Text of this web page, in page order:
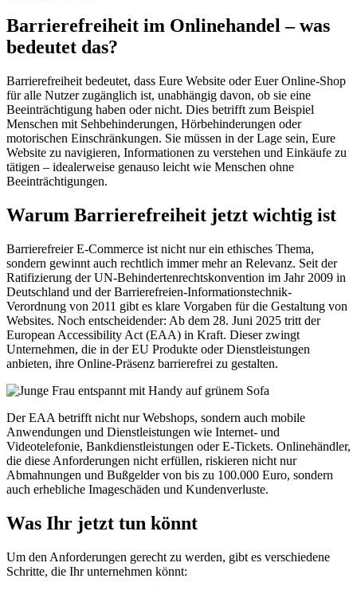
Barrierefreiheit im Onlinehandel – was
bedeutet das?
Barrierefreiheit bedeutet, dass Eure Website oder Euer Online-Shop
für alle Nutzer zugänglich ist, unabhängig davon, ob sie eine
Beeinträchtigung haben oder nicht. Dies betrifft zum Beispiel
Menschen mit Sehbehinderungen, Hörbehinderungen oder
motorischen Einschränkungen. Sie müssen in der Lage sein, Eure
Website zu navigieren, Informationen zu verstehen und Einkäufe zu
tätigen – idealerweise genauso leicht wie Menschen ohne
Beeinträchtigungen.
Warum Barrierefreiheit jetzt wichtig ist
Barrierefreier E-Commerce ist nicht nur ein ethisches Thema,
sondern gewinnt auch rechtlich immer mehr an Relevanz. Seit der
Ratifizierung der UN-Behindertenrechtskonvention im Jahr 2009 in
Deutschland und der Barrierefreien-Informationstechnik-
Verordnung von 2011 gibt es klare Vorgaben für die Gestaltung von
Websites. Noch entscheidender: Ab dem 28. Juni 2025 tritt der
European Accessibility Act (EAA) in Kraft. Dieser zwingt
Unternehmen, die in der EU Produkte oder Dienstleistungen
anbieten, ihre Online-Präsenz barrierefrei zu gestalten.
Der EAA betrifft nicht nur Webshops, sondern auch mobile
Anwendungen und Dienstleistungen wie Internet- und
Videotelefonie, Bankdienstleistungen oder E-Tickets. Onlinehändler,
die diese Anforderungen nicht erfüllen, riskieren nicht nur
Abmahnungen und Bußgelder von bis zu 100.000 Euro, sondern
auch erhebliche Imageschäden und Kundenverluste.
Was Ihr jetzt tun könnt
Um den Anforderungen gerecht zu werden, gibt es verschiedene
Schritte, die Ihr unternehmen könnt: